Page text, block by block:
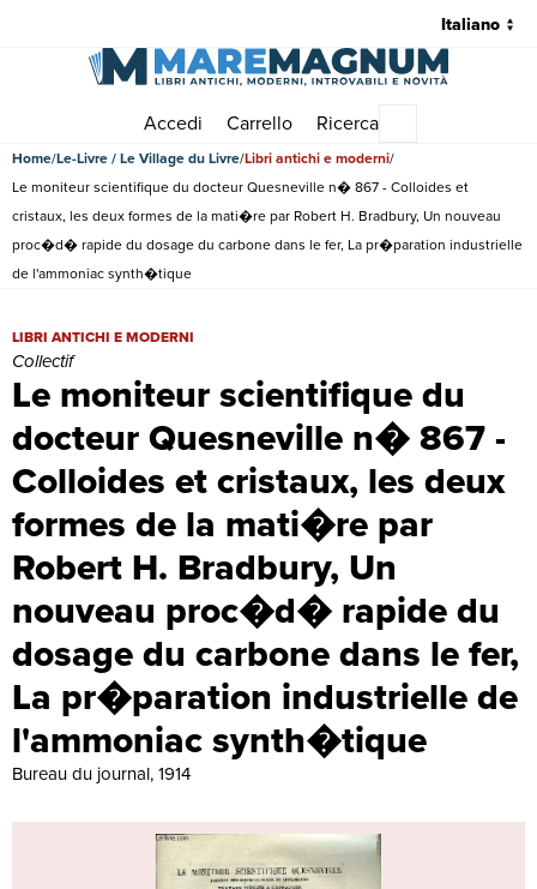
Accedi Carrello Ricerca
Home Le-Livre / Le Village du Livre Libri antichi e moderni
Le moniteur scientifique du docteur Quesneville n� 867 - Colloides et
cristaux, les deux formes de la mati�re par Robert H. Bradbury, Un nouveau
proc�d� rapide du dosage du carbone dans le fer, La pr�paration industrielle
de l'ammoniac synth�tique
Le moniteur scientifique du
docteur Quesneville n� 867 -
Colloides et cristaux, les deux
formes de la mati�re par
Robert H. Bradbury, Un
nouveau proc�d� rapide du
dosage du carbone dans le fer,
La pr�paration industrielle de
l'ammoniac synth�tique
Le moniteur scientifique du docteur Quesneville n� 867 -
LIBRI ANTICHI E MODERNI
Collectif
Bureau du journal, 1914